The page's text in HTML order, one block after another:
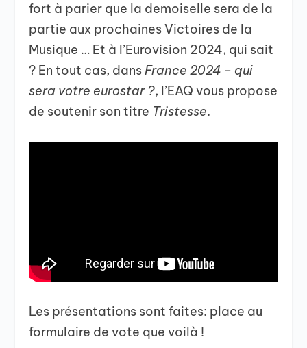
fort à parier que la demoiselle sera de la
partie aux prochaines Victoires de la
Musique … Et à l’Eurovision 2024, qui sait
? En tout cas, dansFrance 2024 – qui
sera votre eurostar ?, l’EAQ vous propose
de soutenir son titre Tristesse.
Les présentations sont faites: place au
formulaire de vote que voilà !